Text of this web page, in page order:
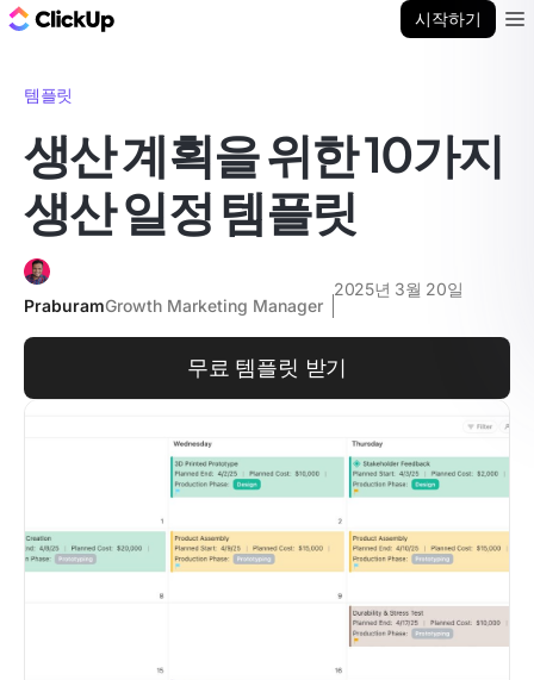
시작하기
템플릿
생산 계획을 위한 10가지
생산 일정 템플릿
PraburamGrowth Marketing Manager
2025년 3월 20일
무료 템플릿 받기